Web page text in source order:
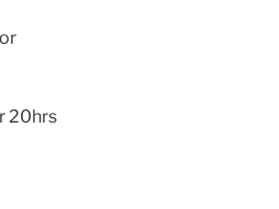
20hrs